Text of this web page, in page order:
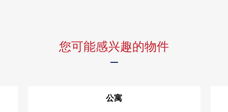
您可能感兴趣的物件
公寓